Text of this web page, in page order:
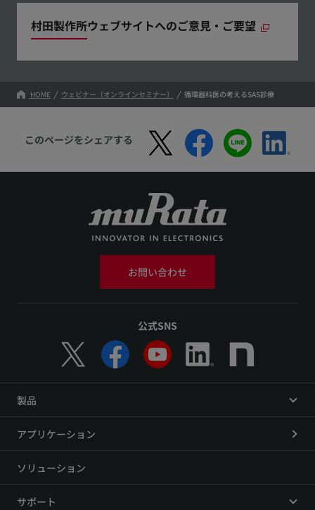
村田製作所ウェブサイトへのご意見・ご要望
HOME ウェビナー（オンラインセミナー） 循環器科医の考えるSAS診療
このページをシェアする
お問い合わせ
公式SNS
製品
アプリケーション
ソリューション
サポート